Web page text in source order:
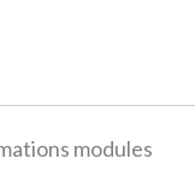
modules